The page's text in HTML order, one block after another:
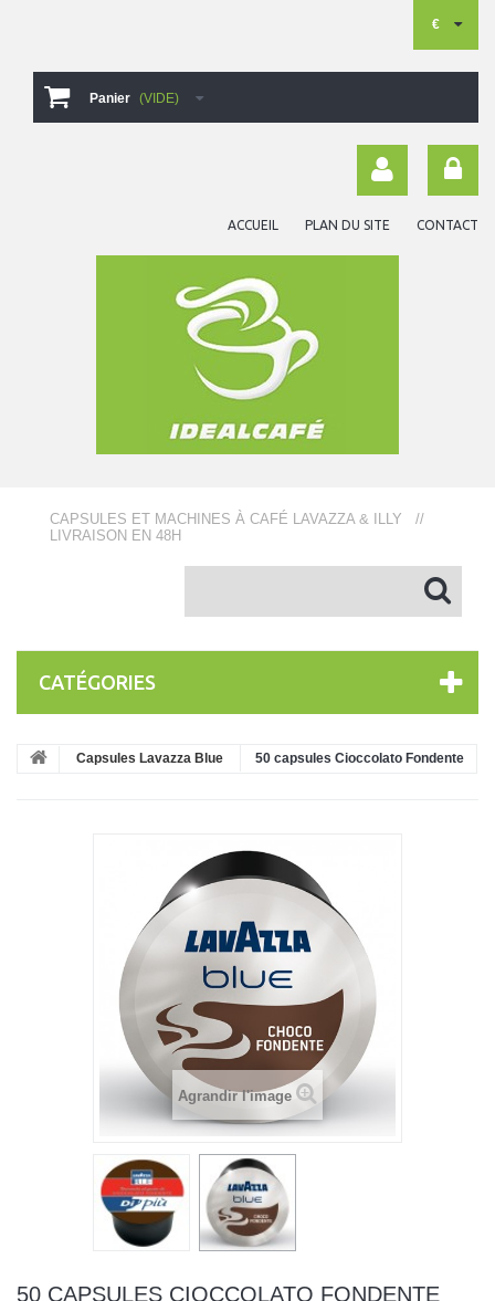
€
Panier (VIDE)
ACCUEIL PLAN DU SITE CONTACT
CAPSULES ET MACHINES À CAFÉ LAVAZZA & ILLY //
LIVRAISON EN 48H
CATÉGORIES
Capsules Lavazza Blue 50 capsules Cioccolato Fondente
Agrandir l'image
50 CAPSULES CIOCCOLATO FONDENTE